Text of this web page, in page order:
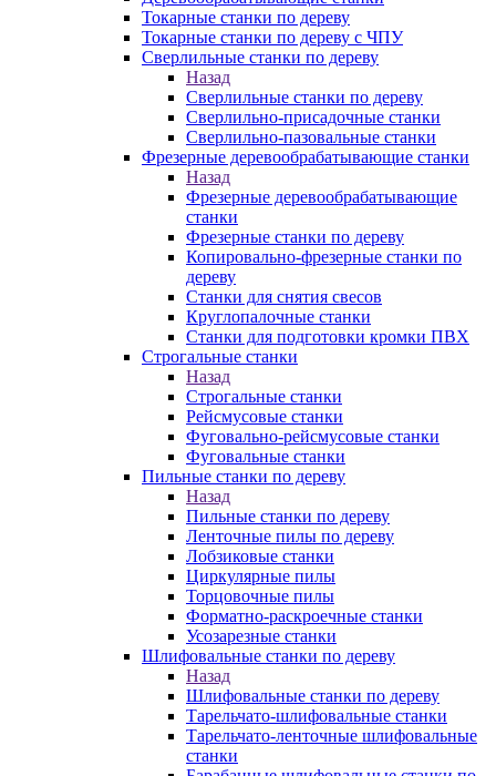
Токарные станки по дереву
Токарные станки по дереву с ЧПУ
Сверлильные станки по дереву
Назад
Сверлильные станки по дереву
Сверлильно-присадочные станки
Сверлильно-пазовальные станки
Фрезерные деревообрабатывающие станки
Назад
Фрезерные деревообрабатывающие
станки
Фрезерные станки по дереву
Копировально-фрезерные станки по
дереву
Станки для снятия свесов
Круглопалочные станки
Станки для подготовки кромки ПВХ
Строгальные станки
Назад
Строгальные станки
Рейсмусовые станки
Фуговально-рейсмусовые станки
Фуговальные станки
Пильные станки по дереву
Назад
Пильные станки по дереву
Ленточные пилы по дереву
Лобзиковые станки
Циркулярные пилы
Торцовочные пилы
Форматно-раскроечные станки
Усозарезные станки
Шлифовальные станки по дереву
Назад
Шлифовальные станки по дереву
Тарельчато-шлифовальные станки
Тарельчато-ленточные шлифовальные
станки